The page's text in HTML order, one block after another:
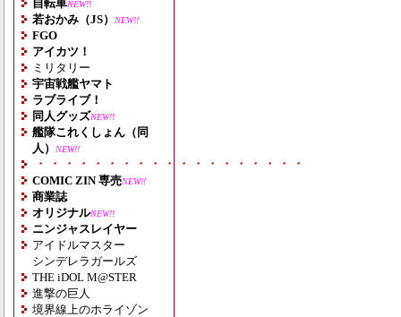
自転車NEW!!
若おかみ（JS） NEW!!
FGO
アイカツ！
ミリタリー
宇宙戦艦ヤマト
ラブライブ！
同人グッズNEW!!
艦隊これくしょん（同
人）
NEW!!
・・・・・・・・・・・・・・・・・・・
COMIC ZIN 専売NEW!!
商業誌
オリジナルNEW!!
ニンジャスレイヤー
アイドルマスター
シンデレラガールズ
THE iDOL M@STER
進撃の巨人
境界線上のホライゾン